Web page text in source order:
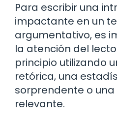
Para escribir una
impactante en un
argumentativo, es
la atención del
principio utilizando
retórica, una
sorprendente o
relevante.